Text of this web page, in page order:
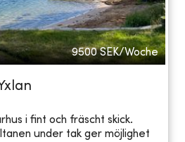
9500 SEK/Woche
i fint och fräscht skick.
under tak ger möjlighet